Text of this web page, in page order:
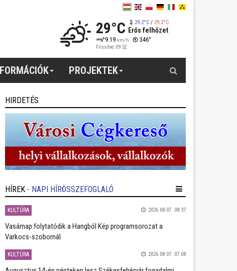
29°C 29.2°C/ 29.2°C
Erős felhőzet
9.19 km/h 346°
Frissítve: 09:52
PROJEKTEK
HIRDETÉS
HÍREK - NAPI HÍRÖSSZEFOGLALÓ
KULTÚRA 2026.08.07. 08:37
Vasárnap folytatódik a Hangból Kép programsorozat a
Varkocs-szobornál
KULTÚRA 2026.08.07. 07:08